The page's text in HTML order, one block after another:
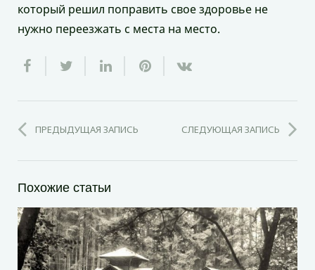
который решил поправить свое здоровье не
нужно переезжать с места на место.
ПРЕДЫДУЩАЯ ЗАПИСЬ СЛЕДУЮЩАЯ ЗАПИСЬ
Похожие статьи